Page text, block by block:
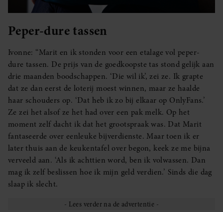
Peper-dure tassen
Ivonne: “Marit en ik stonden voor een etalage vol peper-
dure tassen. De prijs van de goedkoopste tas stond gelijk aan
drie maanden boodschappen. ‘Die wil ik’, zei ze. Ik grapte
dat ze dan eerst de loterij moest winnen, maar ze haalde
haar schouders op. ‘Dat heb ik zo bij elkaar op OnlyFans.’
Ze zei het alsof ze het had over een pak melk. Op het
moment zelf dacht ik dat het grootspraak was. Dat Marit
fantaseerde over eenleuke bijverdienste. Maar toen ik er
later thuis aan de keukentafel over begon, keek ze me bijna
verveeld aan. ‘Als ik achttien word, ben ik volwassen. Dan
mag ik zelf beslissen hoe ik mijn geld verdien.’ Sinds die dag
slaap ik slecht.